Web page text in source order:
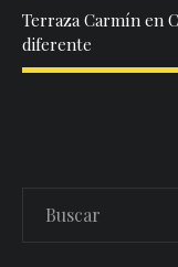
Terraza Carmín en
diferente